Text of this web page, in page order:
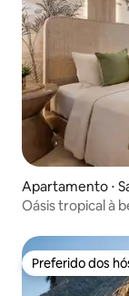
Apartamento ⋅
Oásis tropical à
Preferido dos
Preferido dos